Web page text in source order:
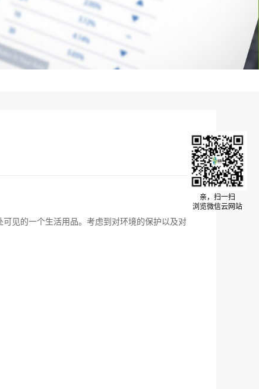
可见的一个生活用品。考虑到对环境的保护以及对
亲，扫一扫
浏览微信云网站